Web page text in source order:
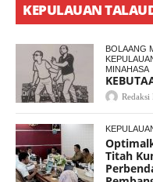
KEPULAUAN
BOLAANG
MINAHASA
Redaksi
Titah